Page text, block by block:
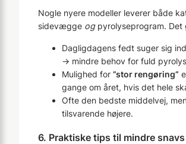
Nogle nyere modeller leverer både
sidevægge ogpyrolyseprogram. Det
Dagligdagens fedt suger sig
→ mindre behov for fuld
Mulighed for ”stor rengøring”
gange om året, hvis det hele
Ofte den bedste middelvej,
tilsvarende højere.
6. Praktiske tips til mindre snavs